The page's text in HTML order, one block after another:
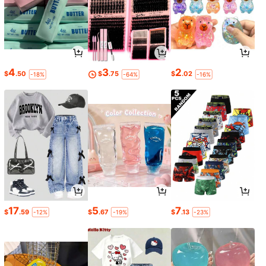
$4.50 -18% $3.75 -64% $2.02 -16%
$17.59 -12% $5.67 -19% $7.13 -23%